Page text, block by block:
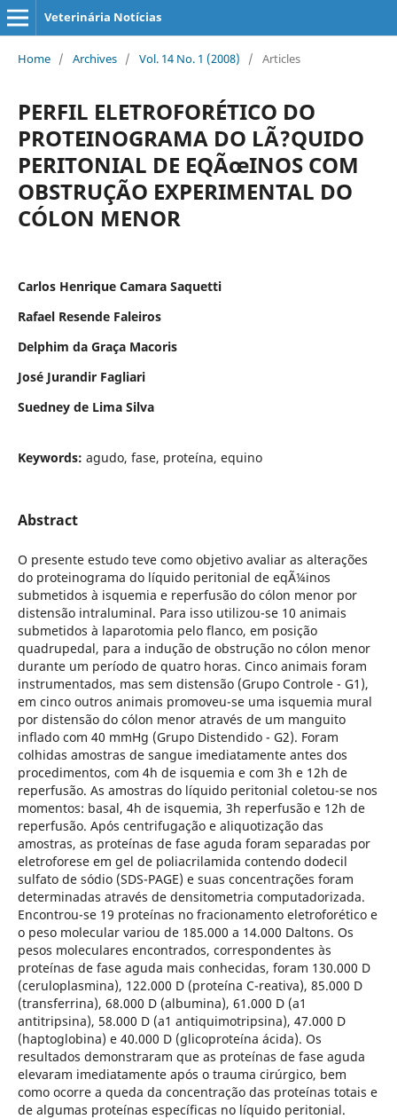
Veterinária Notícias
Home / Archives / Vol. 14 No. 1 (2008) / Articles
PERFIL ELETROFORÉTICO DO
PROTEINOGRAMA DO LÃ?QUIDO
PERITONIAL DE EQÃœINOS COM
OBSTRUÇÃO EXPERIMENTAL DO
CÓLON MENOR
Carlos Henrique Camara Saquetti
Rafael Resende Faleiros
Delphim da Graça Macoris
José Jurandir Fagliari
Suedney de Lima Silva
Keywords: agudo, fase, proteína, equino
Abstract
O presente estudo teve como objetivo avaliar as alterações
do proteinograma do líquido peritonial de eqÃ¼inos
submetidos à isquemia e reperfusão do cólon menor por
distensão intraluminal. Para isso utilizou-se 10 animais
submetidos à laparotomia pelo flanco, em posição
quadrupedal, para a indução de obstrução no cólon menor
durante um período de quatro horas. Cinco animais foram
instrumentados, mas sem distensão (Grupo Controle - G1),
em cinco outros animais promoveu-se uma isquemia mural
por distensão do cólon menor através de um manguito
inflado com 40 mmHg (Grupo Distendido - G2). Foram
colhidas amostras de sangue imediatamente antes dos
procedimentos, com 4h de isquemia e com 3h e 12h de
reperfusão. As amostras do líquido peritonial coletou-se nos
momentos: basal, 4h de isquemia, 3h reperfusão e 12h de
reperfusão. Após centrifugação e aliquotização das
amostras, as proteínas de fase aguda foram separadas por
eletroforese em gel de poliacrilamida contendo dodecil
sulfato de sódio (SDS-PAGE) e suas concentrações foram
determinadas através de densitometria computadorizada.
Encontrou-se 19 proteínas no fracionamento eletroforético e
o peso molecular variou de 185.000 a 14.000 Daltons. Os
pesos moleculares encontrados, correspondentes às
proteínas de fase aguda mais conhecidas, foram 130.000 D
(ceruloplasmina), 122.000 D (proteína C-reativa), 85.000 D
(transferrina), 68.000 D (albumina), 61.000 D (a1
antitripsina), 58.000 D (a1 antiquimotripsina), 47.000 D
(haptoglobina) e 40.000 D (glicoproteína ácida). Os
resultados demonstraram que as proteínas de fase aguda
elevaram imediatamente após o trauma cirúrgico, bem
como ocorre a queda da concentração das proteínas totais e
de algumas proteínas específicas no líquido peritonial.